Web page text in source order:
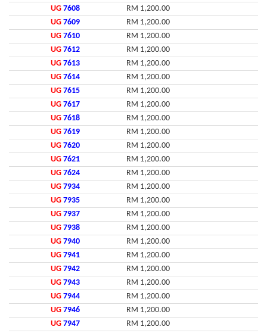
UG 7608
RM 1,200.00
UG 7609
RM 1,200.00
UG 7610
RM 1,200.00
UG 7612
RM 1,200.00
UG 7613
RM 1,200.00
UG 7614
RM 1,200.00
UG 7615
RM 1,200.00
UG 7617
RM 1,200.00
UG 7618
RM 1,200.00
UG 7619
RM 1,200.00
UG 7620
RM 1,200.00
UG 7621
RM 1,200.00
UG 7624
RM 1,200.00
UG 7934
RM 1,200.00
UG 7935
RM 1,200.00
UG 7937
RM 1,200.00
UG 7938
RM 1,200.00
UG 7940
RM 1,200.00
UG 7941
RM 1,200.00
UG 7942
RM 1,200.00
UG 7943
RM 1,200.00
UG 7944
RM 1,200.00
UG 7946
RM 1,200.00
UG 7947 RM 1,200.00